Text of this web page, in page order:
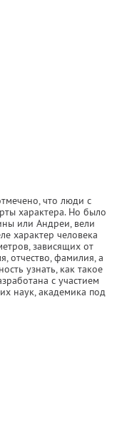
что люди с
характера. Но было
или Андреи, вели
характер человека
зависящих от
отчество, фамилия, а
узнать, как такое
с участием
наук, академика под